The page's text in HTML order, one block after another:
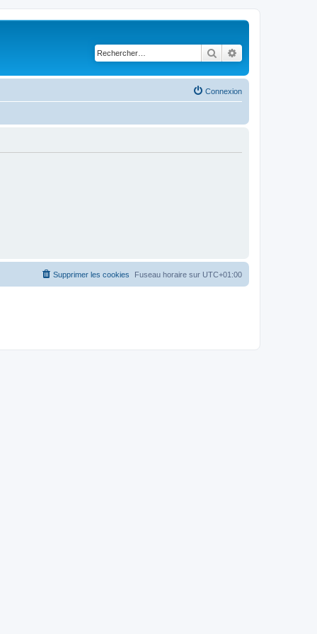
Rechercher
Connexion
Fuseau horaire sur UTC+01:00
Supprimer les cookies